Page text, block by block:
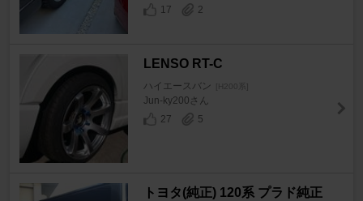
17
2
LENSO RT-C
ハイエースバン [H200系]
Jun-ky200さん
27
5
トヨタ(純正) 120系 プラド純正